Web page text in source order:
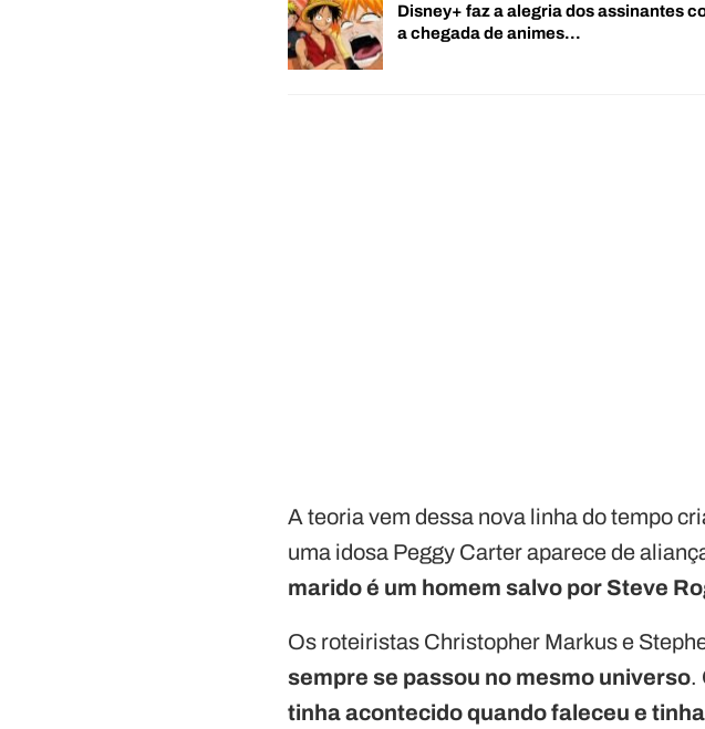
Disney+ faz a alegria dos assinantes
a chegada de animes…
A teoria vem dessa nova linha do tempo
uma idosa Peggy Carter aparece de
marido é um homem salvo por Steve
Os roteiristas Christopher Markus e
sempre se passou no mesmo universo.
tinha acontecido quando faleceu e